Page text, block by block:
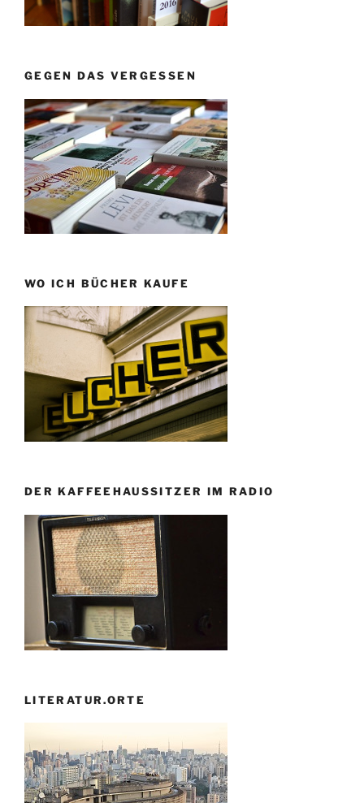
GEGEN DAS VERGESSEN
WO ICH BÜCHER KAUFE
DER KAFFEEHAUSSITZER IM RADIO
LITERATUR.ORTE